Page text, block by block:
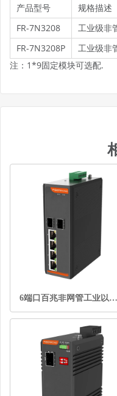
产品型号
规格描述
FR-7N3208
工业级非
FR-7N3208P
工业级非
注：1*9固定模块可选配.
6端口百兆非网管工业以太网交换机